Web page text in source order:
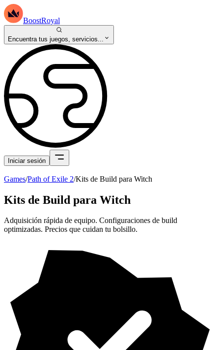
BoostRoyal
Encuentra tus juegos, servicios...
Iniciar sesión
Games/Path of Exile 2/Kits de Build para Witch
Kits de Build para Witch
Adquisición rápida de equipo. Configuraciones de build
optimizadas. Precios que cuidan tu bolsillo.